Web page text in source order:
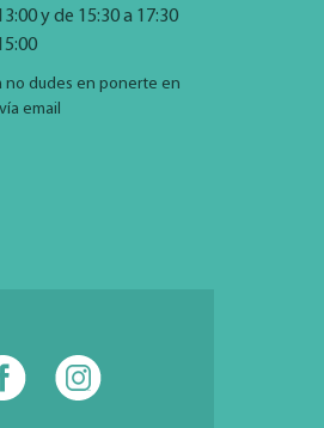
y de 15:30 a 17:30
no dudes en ponerte en
email